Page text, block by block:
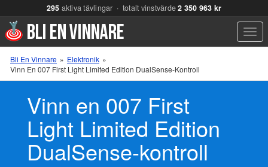
295 aktiva tävlingar · totalt vinstvärde2 350 963 kr
Bli En Vinnare » Elektronik »
Vinn En 007 First Light Limited Edition DualSense-Kontroll
Vinn en 007 First
Light Limited Edition
DualSense-kontroll